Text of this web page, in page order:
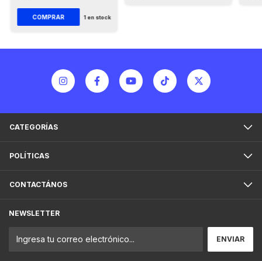
1en stock
CATEGORÍAS
POLÍTICAS
CONTACTÁNOS
NEWSLETTER